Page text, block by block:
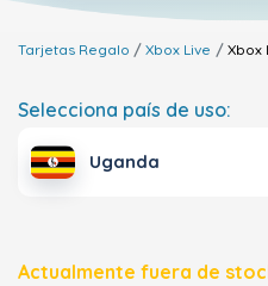
Tarjetas Regalo Xbox Live Xbox
Selecciona país de uso:
Uganda
Actualmente fuera de